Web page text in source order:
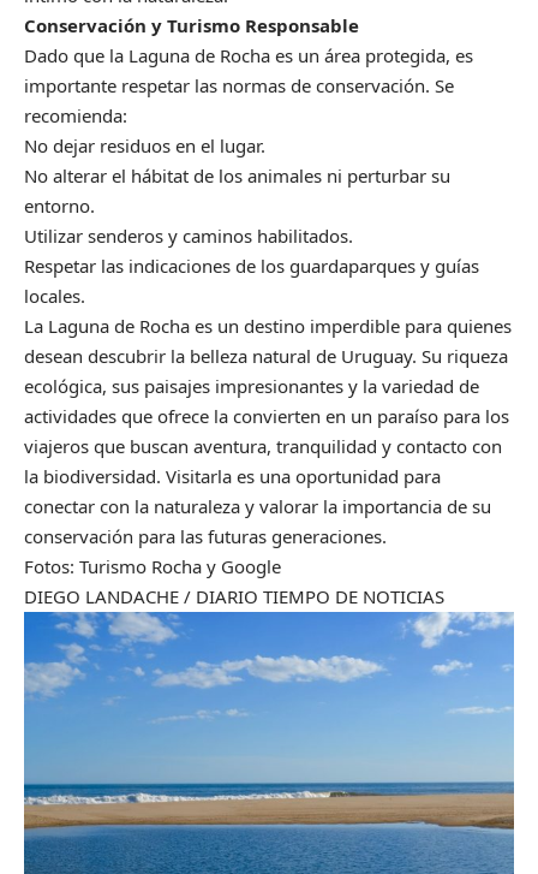
Conservación y Turismo Responsable
Dado que la Laguna de Rocha es un área protegida, es
importante respetar las normas de conservación. Se
recomienda:
No dejar residuos en el lugar.
No alterar el hábitat de los animales ni perturbar su
entorno.
Utilizar senderos y caminos habilitados.
Respetar las indicaciones de los guardaparques y guías
locales.
La Laguna de Rocha es un destino imperdible para quienes
desean descubrir la belleza natural de Uruguay. Su riqueza
ecológica, sus paisajes impresionantes y la variedad de
actividades que ofrece la convierten en un paraíso para los
viajeros que buscan aventura, tranquilidad y contacto con
la biodiversidad. Visitarla es una oportunidad para
conectar con la naturaleza y valorar la importancia de su
conservación para las futuras generaciones.
Fotos: Turismo Rocha y Google
DIEGO LANDACHE / DIARIO TIEMPO DE NOTICIAS